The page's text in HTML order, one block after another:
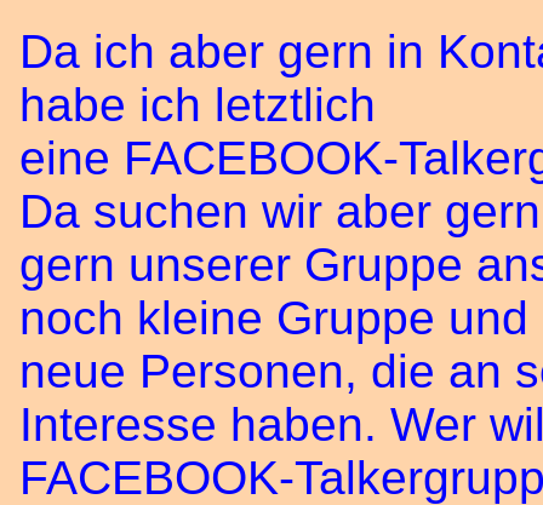
Da ich aber gern in
habe ich letztlich
eine FACEBOOK-
Da suchen wir aber
gern unserer Gruppe
noch kleine Gruppe
neue Personen, die an
Interesse haben. Wer
FACEBOOK-